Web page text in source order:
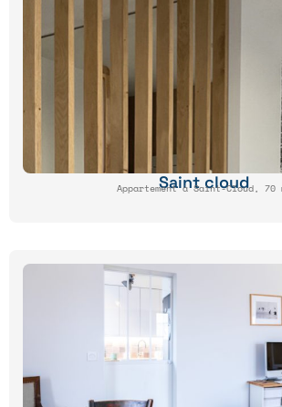
Saint cloud
Appartement à Saint-Cloud, 70